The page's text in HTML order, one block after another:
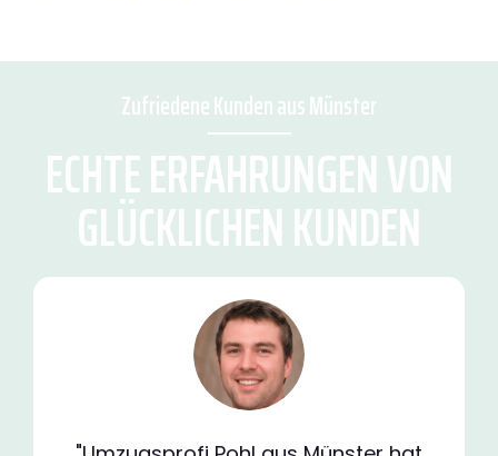
Zufriedene Kunden aus Münster
ECHTE ERFAHRUNGEN VON
GLÜCKLICHEN KUNDEN